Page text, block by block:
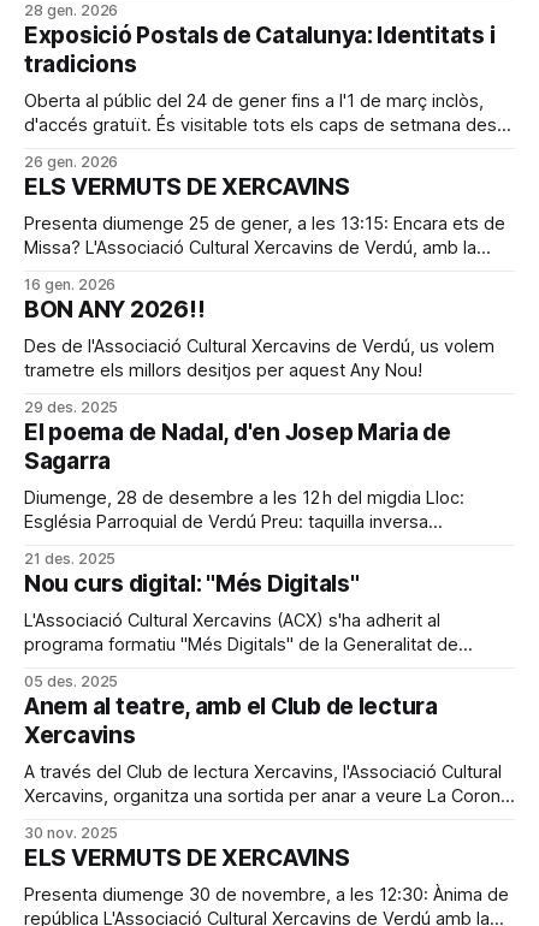
Monuments del nostre patrimoni cultural que, per unes
hores, esdevenen fars de memòria, dignitat i esperança.
Amb cada bengala,
28 gen. 2026
Exposició Postals de Catalunya: Identitats i
tradicions
Oberta al públic del 24 de gener fins a l'1 de març inclòs,
d'accés gratuït. És visitable tots els caps de setmana des
setmana, a demanda posant-
26 gen. 2026
ELS VERMUTS DE XERCAVINS
Presenta diumenge 25 de gener, a les 13:15: Encara ets de
Missa? L'Associació Cultural Xercavins de Verdú, amb la
del llibre Encara ets de Missa?, a càrrec de l'autor Antoni
Gelonch. L'acte tindrà lloc
16 gen. 2026
BON ANY 2026!!
Des de l'Associació Cultural Xercavins de Verdú, us volem
trametre els millors desitjos per aquest Any Nou!
29 des. 2025
El poema de Nadal, d'en Josep Maria de
Sagarra
Diumenge, 28 de desembre a les 12 h del migdia Lloc:
Església Parroquial de Verdú Preu: taquilla inversa
organitza la lectura del Poema de Nadal el diumenge 28 de
desembre, a les 12 del migdia, a l’església Parroquial de
Verdú, en
21 des. 2025
Nou curs digital: "Més Digitals"
L'Associació Cultural Xercavins (ACX) s'ha adherit al
programa formatiu "Més Digitals" de la Generalitat de
formacions 100% gratuïtes i molt pràctiques, per tal de ser
més autònoms amb els propis telèfons mòbils, treure el
màxim partit
05 des. 2025
Anem al teatre, amb el Club de lectura
Xercavins
A través del Club de lectura Xercavins, l'Associació Cultural
Xercavins, organitza una sortida per anar a veure La Corona
teatral en tres actes en vers, de Josep Maria de Sagarra,
estrenada el 1930, i considerada una de les seves
30 nov. 2025
ELS VERMUTS DE XERCAVINS
Presenta diumenge 30 de novembre, a les 12:30: Ànima de
república L'Associació Cultural Xercavins de Verdú amb la